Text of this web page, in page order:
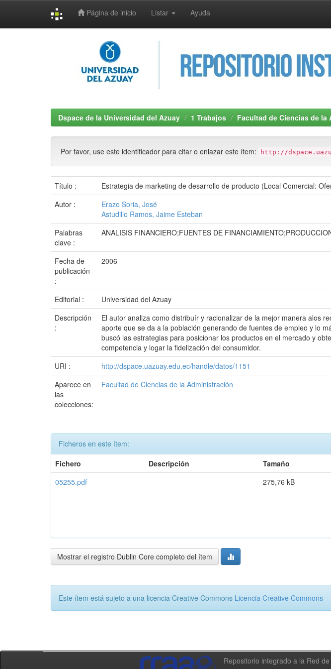
Página de inicio Listar Ayuda
Dspace de la Universidad del Azuay 1 Trabajos Facultad de Ciencias de la
Por favor, use este identificador para citar o enlazar este ítem: http://
Título :
Estrategia de marketing de desarrollo de producto (Local Comercial:
Autor :
Erazo Soria, José
Astudillo Ramos, Jaime Esteban
Palabras
clave :
ANALISIS FINANCIERO;FUENTES DE
Fecha de
publicación
:
2006
Editorial :
Universidad del Azuay
Descripción
:
El autor analiza como distribuír y racionalizar de la mejor manera alos
aporte que se da a la población generando de fuentes de empleo y lo
buscó las estrategias para posicionar los productos en el mercado y
competencia y logar la fidelización del consumidor.
URI :
http://dspace.uazuay.edu.ec/handle/datos/1151
Aparece en
las
colecciones:
Facultad de Ciencias de la Administración
Ficheros en este ítem:
Fichero
Descripción Tamaño
05255.pdf
275,76 kB
Mostrar el registro Dublin Core completo del ítem
Este ítem está sujeto a una licencia Creative Commons Licencia Creative Commons
Repositorio integrado a la Red